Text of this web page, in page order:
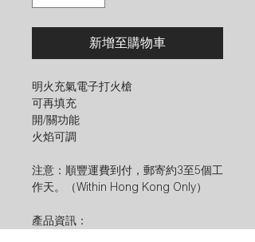
新增至購物車
明火充氣電子打火槍
可再填充
開/關功能
火焰可調
注意：順豐運費到付，郵寄約3至5個工
作天。（Within Hong Kong Only）
產品資訊：